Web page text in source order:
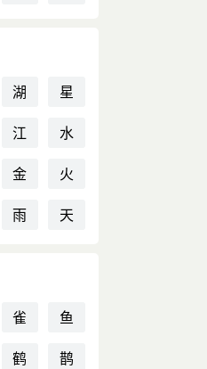
湖
星
江
水
金
火
雨 天
雀
鱼
鹤
鹊